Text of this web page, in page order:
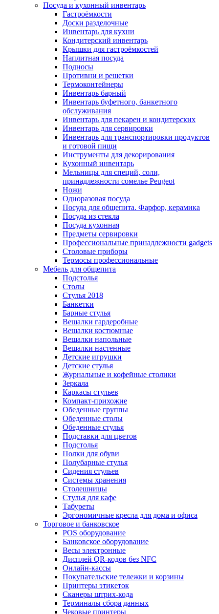
Посуда и кухонный инвентарь
Гастроёмкости
Доски разделочные
Инвентарь для кухни
Кондитерский инвентарь
Крышки для гастроёмкостей
Наплитная посуда
Подносы
Противни и решетки
Термоконтейнеры
Инвентарь барный
Инвентарь буфетного, банкетного
обслуживания
Инвентарь для пекарен и кондитерских
Инвентарь для сервировки
Инвентарь для транспортировки продуктов
и готовой пищи
Инструменты для декорирования
Кухонный инвентарь
Мельницы для специй, соли,
принадлежности сомелье Peugeot
Ножи
Одноразовая посуда
Посуда для общепита. Фарфор, керамика
Посуда из стекла
Посуда кухонная
Предметы сервировки
Профессиональные принадлежности gadgets
Столовые приборы
Термосы профессиональные
Мебель для общепита
Подстолья
Столы
Стулья 2018
Банкетки
Барные стулья
Вешалки гардеробные
Вешалки костюмные
Вешалки напольные
Вешалки настенные
Детские игрушки
Детские стулья
Журнальные и кофейные столики
Зеркала
Каркасы стульев
Компакт-прихожие
Обеденные группы
Обеденные столы
Обеденные стулья
Подставки для цветов
Подстолья
Полки для обуви
Полубарные стулья
Сидения стульев
Системы хранения
Столешницы
Стулья для кафе
Табуреты
Эргономичные кресла для дома и офиса
Торговое и банковское
POS оборудование
Банковское оборудование
Весы электронные
Дисплей QR-кодов без NFC
Онлайн-кассы
Покупательские тележки и корзины
Принтеры этикеток
Сканеры штрих-кода
Терминалы сбора данных
Чековые принтеры